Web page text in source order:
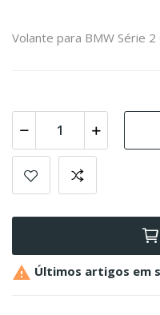
Volante para BMW Série 2
 Últimos artigos em